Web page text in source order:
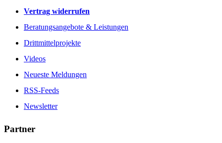
Vertrag widerrufen
Beratungsangebote & Leistungen
Drittmittelprojekte
Videos
Neueste Meldungen
RSS-Feeds
Newsletter
Partner